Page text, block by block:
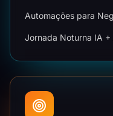
Automações para
Jornada Noturna IA +